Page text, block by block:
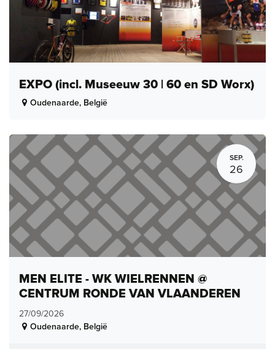
EXPO (incl. Museeuw 30 | 60 en SD Worx)
Oudenaarde, België
SEP.
26
MEN ELITE - WK WIELRENNEN @
CENTRUM RONDE VAN VLAANDEREN
27/09/2026
Oudenaarde, België